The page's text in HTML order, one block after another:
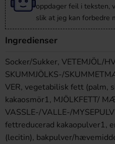
oppdager feil i teksten,
slik at jeg kan forbedre
Ingredienser
Socker/Sukker, VETEMJÖL/
SKUMMJÖLKS-/
VER, vegetabilisk fett (palm,
kakaosmör1, MJÖLKFETT/
VASSLE-/VALLE-/
fettreducerad kakaopulver1,
(lecitin), bakpulver/